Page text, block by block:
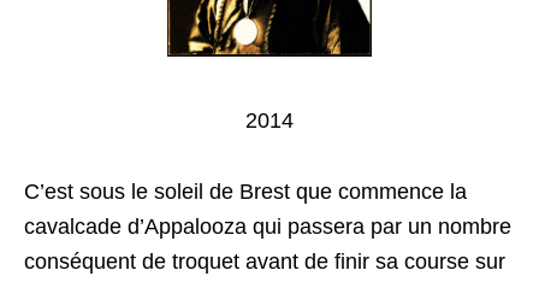
2014
C’est sous le soleil de Brest que commence la
cavalcade d’Appalooza qui passera par un nombre
conséquent de troquet avant de finir sa course sur